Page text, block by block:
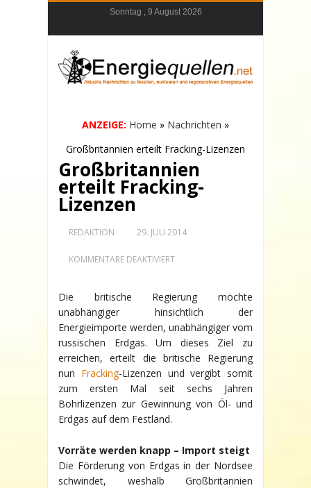
Sonntag , 9 August 2026
ANZEIGE: Home » Nachrichten »
Großbritannien erteilt Fracking-Lizenzen
Großbritannien
erteilt Fracking-
Lizenzen
REDAKTION 29. JULI 2014
KOMMENTARE DEAKTIVIERTFÜR
IZENZEN
Die britische Regierung möchte
unabhängiger hinsichtlich der
Energieimporte werden, unabhängiger vom
russischen Erdgas. Um dieses Ziel zu
erreichen, erteilt die britische Regierung
nun Fracking-Lizenzen und vergibt somit
zum ersten Mal seit sechs Jahren
Bohrlizenzen zur Gewinnung von Öl- und
Erdgas auf dem Festland.
Vorräte werden knapp – Import steigt
Die Förderung von Erdgas in der Nordsee
schwindet, weshalb Großbritannien